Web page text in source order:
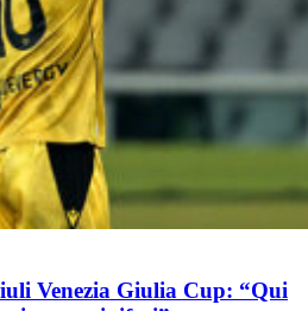
Venezia Giulia Cup: “Qui